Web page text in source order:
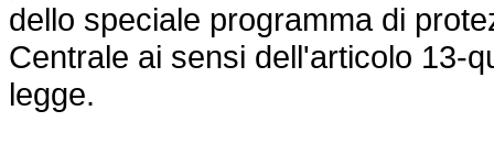
dello speciale programma di
Centrale ai sensi dell'articolo 13-
legge.